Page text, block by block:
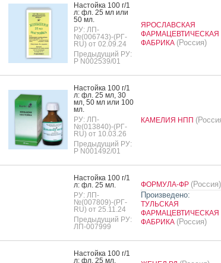
Нас­той­ка 100 г/1
л: фл. 25 мл или
50 мл.
РУ: ЛП-
№(006743)-(РГ-
RU) от 02.09.24
Предыдущий РУ:
Р N002539/01
ЯРОСЛАВСКАЯ
ФАРМАЦЕВТИЧЕСКАЯ
ФАБРИКА (Россия)
Нас­той­ка 100 г/1
л: фл. 25 мл, 30
мл, 50 мл или 100
мл.
РУ: ЛП-
№(013840)-(РГ-
RU) от 10.03.26
Предыдущий РУ:
Р N001492/01
КАМЕЛИЯ НПП
Нас­той­ка 100 г/1
л: фл. 25 мл.
РУ: ЛП-
№(007809)-(РГ-
RU) от 25.11.24
Предыдущий РУ:
ЛП-007999
ФОРМУЛА-ФР (Россия)
Произведено:
ТУЛЬСКАЯ
ФАРМАЦЕВТИЧЕСКАЯ
ФАБРИКА (Россия)
Нас­той­ка 100 г/1
л: фл. 25 мл.